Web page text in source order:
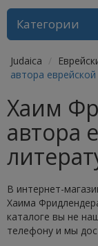
Категории
Judaica
автора
Хаим
автора
В интернет-
Хаима
каталоге вы не
телефону и мы